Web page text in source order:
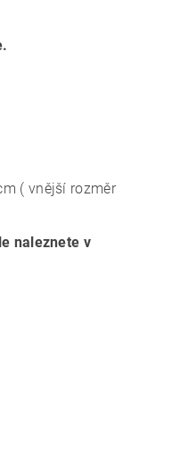
( vnější rozměr
naleznete v